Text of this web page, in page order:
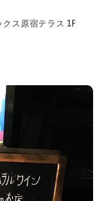
ス原宿テラス 1F